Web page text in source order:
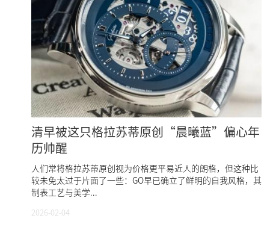
清早被这只格拉苏蒂原创“晨曦蓝”偏心年
历帅醒
人们常将格拉苏蒂原创视为价格更平易近人的朗格，但这种比
较未免太过于片面了一些：GO早已确立了鲜明的自我风格，其
制表工艺与美学...
2026-02-04